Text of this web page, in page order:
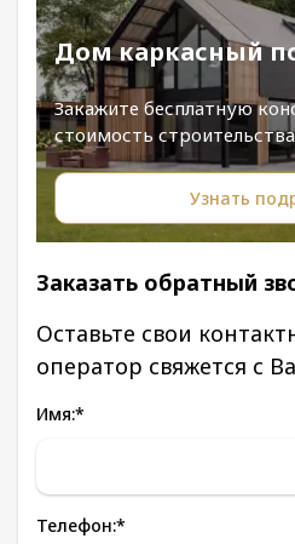
Дом каркасный
Закажите бесплатную
стоимость
Узнать
Заказать обратный
Оставьте свои
оператор свяжется с
Имя:*
Телефон:*